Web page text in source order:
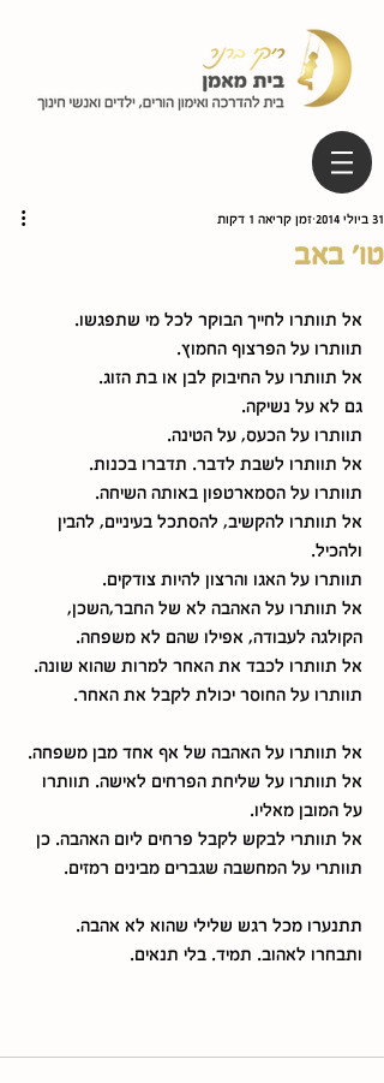
טו' באב
31 ביולי 2014 זמן קריאה 1 דקות
אל תוותרו לחייך הבוקר לכל מי שתפגשו.
תוותרו על הפרצוף החמוץ.
אל תוותרו על החיבוק לבן או בת הזוג.
גם לא על נשיקה.
תוותרו על הכעס, על הטינה.
אל תוותרו לשבת לדבר. תדברו בכנות.
תוותרו על הסמארטפון באותה השיחה.
אל תוותרו להקשיב, להסתכל בעיניים, להבין
ולהכיל.
תוותרו על האגו והרצון להיות צודקים.
אל תוותרו על האהבה לא של החבר,השכן,
הקולגה לעבודה, אפילו שהם לא משפחה.
אל תוותרו לכבד את האחר למרות שהוא שונה.
תוותרו על החוסר יכולת לקבל את האחר.
אל תוותרו על האהבה של אף אחד מבן משפחה.
אל תוותרו על שליחת הפרחים לאישה. תוותרו
על המובן מאליו.
אל תוותרי לבקש לקבל פרחים ליום האהבה. כן
תוותרי על המחשבה שגברים מבינים רמזים.
תתנערו מכל רגש שלילי שהוא לא אהבה.
ותבחרו לאהוב. תמיד. בלי תנאים.